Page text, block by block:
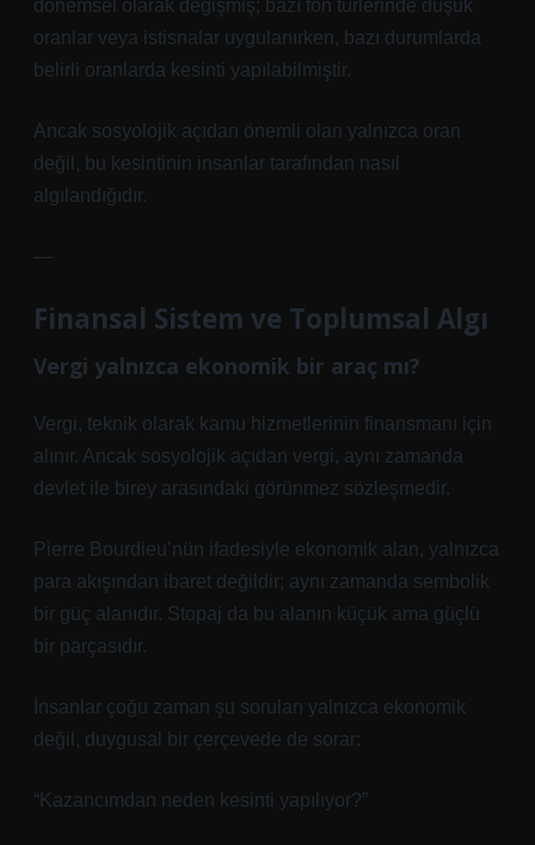
dönemsel olarak değişmiş; bazı fon türlerinde düşük
oranlar veya istisnalar uygulanırken, bazı durumlarda
belirli oranlarda kesinti yapılabilmiştir.
Ancak sosyolojik açıdan önemli olan yalnızca oran
değil, bu kesintinin insanlar tarafından nasıl
algılandığıdır.
—
Finansal Sistem ve Toplumsal Algı
Vergi yalnızca ekonomik bir araç mı?
Vergi, teknik olarak kamu hizmetlerinin finansmanı için
alınır. Ancak sosyolojik açıdan vergi, aynı zamanda
devlet ile birey arasındaki görünmez sözleşmedir.
Pierre Bourdieu’nün ifadesiyle ekonomik alan, yalnızca
para akışından ibaret değildir; aynı zamanda sembolik
bir güç alanıdır. Stopaj da bu alanın küçük ama güçlü
bir parçasıdır.
İnsanlar çoğu zaman şu soruları yalnızca ekonomik
değil, duygusal bir çerçevede de sorar:
“Kazancımdan neden kesinti yapılıyor?”